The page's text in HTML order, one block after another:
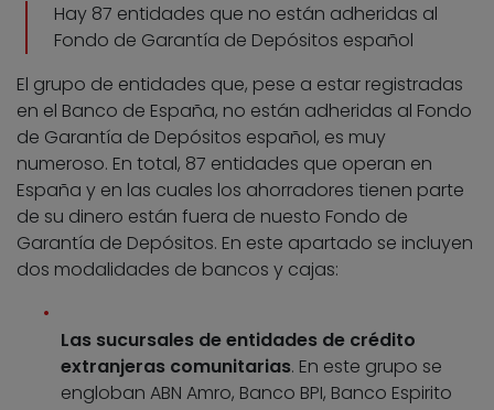
Hay 87 entidades que no están adheridas al
Fondo de Garantía de Depósitos español
El grupo de entidades que, pese a estar registradas
en el Banco de España, no están adheridas al Fondo
de Garantía de Depósitos español, es muy
numeroso. En total, 87 entidades que operan en
España y en las cuales los ahorradores tienen parte
de su dinero están fuera de nuesto Fondo de
Garantía de Depósitos. En este apartado se incluyen
dos modalidades de bancos y cajas:
Las sucursales de entidades de crédito
extranjeras comunitarias. En este grupo se
engloban ABN Amro, Banco BPI, Banco Espirito